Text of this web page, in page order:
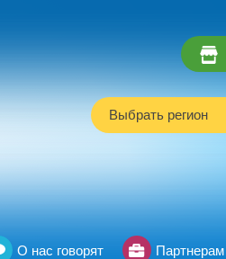
Выбрать регион
О нас говорят Партнерам